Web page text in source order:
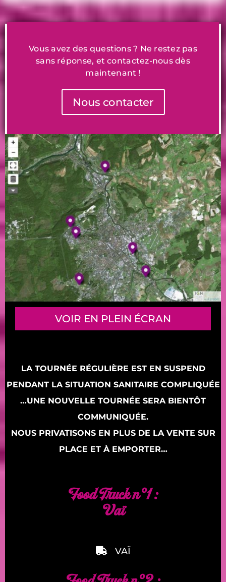
Vous avez des questions ? Ne restez pas
sans réponse, et contactez-nous dès
maintenant !
Nous contacter
VOIR EN PLEIN ÉCRAN
LA TOURNÉE RÉGULIÈRE EST EN SUSPEND
PENDANT LA SITUATION SANITAIRE COMPLIQUÉE
…UNE NOUVELLE TOURNÉE SERA BIENTÔT
COMMUNIQUÉE.
NOUS PRIVATISONS EN PLUS DE LA VENTE SUR
PLACE ET À EMPORTER…
Food Truck n°1 :
Vaï
VAÏ